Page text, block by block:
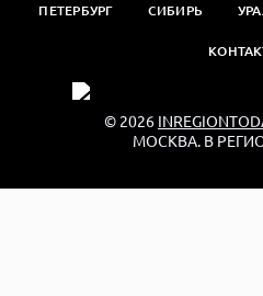
ПЕТЕРБУРГ СИБИРЬ
© 2026
МОСКВА. В